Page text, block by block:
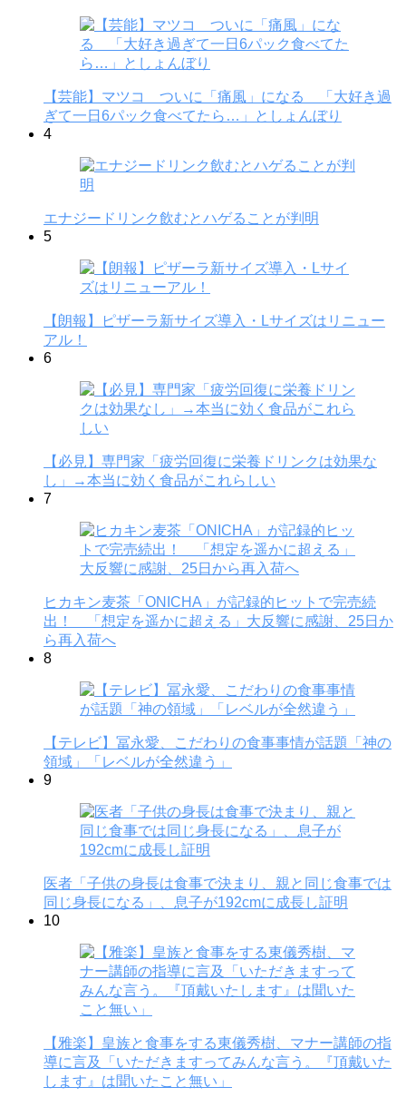
【芸能】マツコ ついに「痛風」になる 「大好き過
ぎて一日6パック食べてたら…」としょんぼり
4
エナジードリンク飲むとハゲることが判明
5
【朗報】ピザーラ新サイズ導入・Lサイズはリニュー
アル！
6
【必見】専門家「疲労回復に栄養ドリンクは効果な
し」→本当に効く食品がこれらしい
7
ヒカキン麦茶「ONICHA」が記録的ヒットで完売続
出！ 「想定を遥かに超える」大反響に感謝、25日か
ら再入荷へ
8
【テレビ】冨永愛、こだわりの食事事情が話題「神の
領域」「レベルが全然違う」
9
医者「子供の身長は食事で決まり、親と同じ食事では
同じ身長になる」、息子が192cmに成長し証明
10
【雅楽】皇族と食事をする東儀秀樹、マナー講師の指
導に言及「いただきますってみんな言う。『頂戴いた
します』は聞いたこと無い」